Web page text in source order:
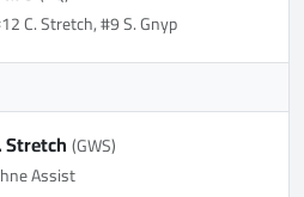
C. Stretch, #9 S. Gnyp
Stretch(GWS)
Assist